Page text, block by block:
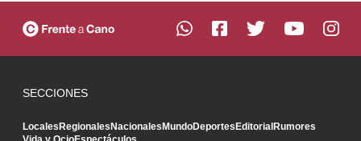
SECCIONES
LocalesRegionalesNacionalesMundoDeportesEditorialRumores